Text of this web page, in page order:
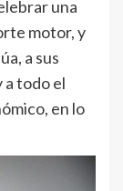
una
motor, y
a sus
a todo el
en lo